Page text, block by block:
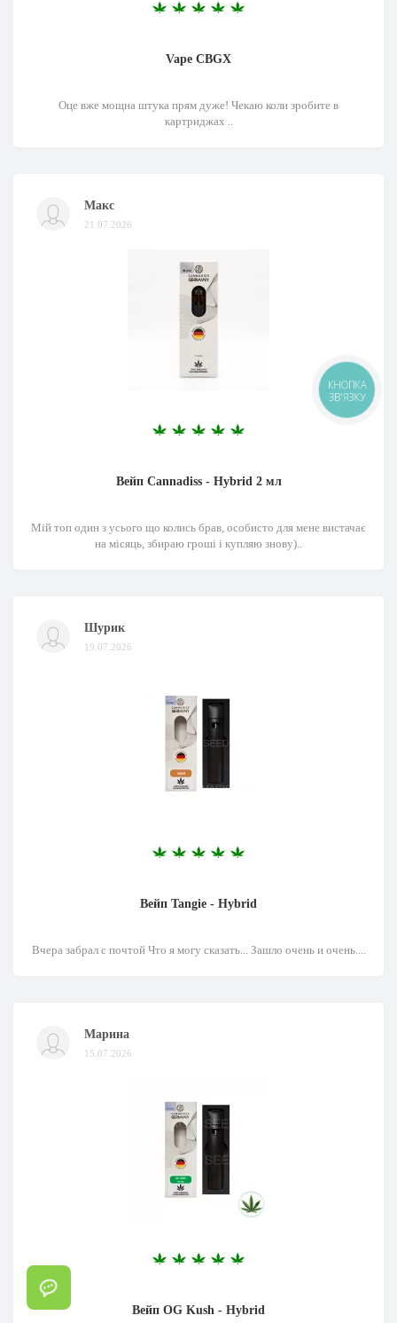
Vape CBGX
Оце вже мощна штука прям дуже! Чекаю коли зробите в
картриджах ..
Макс
21.07.2026
Вейп Cannadiss - Hybrid 2 мл
Мій топ один з усього що колись брав, особисто для мене вистачає
на місяць, збираю гроші і купляю знову)..
Шурик
19.07.2026
Вейп Tangie - Hybrid
Вчера забрал с почтой Что я могу сказать... Зашло очень и очень....
Марина
15.07.2026
Вейп OG Kush - Hybrid
КНОПКА
ЗВ'ЯЗКУ